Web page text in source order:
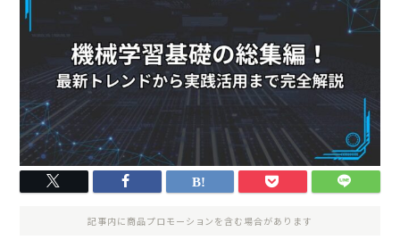
記事内に商品プロモーションを含む場合があります